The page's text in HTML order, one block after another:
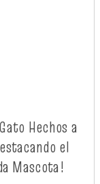
Hechos a
el
Mascota!